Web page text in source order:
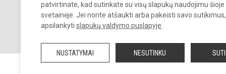
patvirtinate, kad sutinkate su visų slapukų naudojimu šioje
svetainėje. Jei norite atšaukti arba pakeisti savo
apsilankyti slapukų valdymo puslapyje
NUSTATYMAI NESUTINKU
© 2021. Vilniaus Žygimanto Augusto progimnazija. Visos teisės
saugomos.